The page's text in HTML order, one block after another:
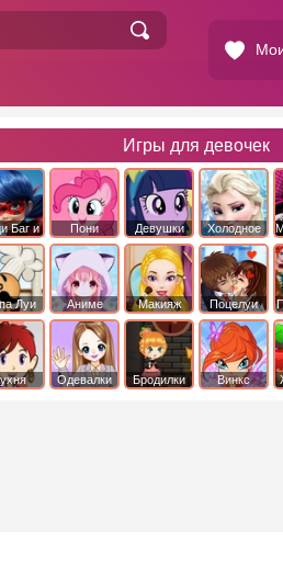
Игры для девочек
Баг и
Кот
Пони
Дружба это
Девушки
Эквестрии
Холодное
Сердце
Луи Аниме Макияж Поцелуи
Одевалки Бродилки Винкс